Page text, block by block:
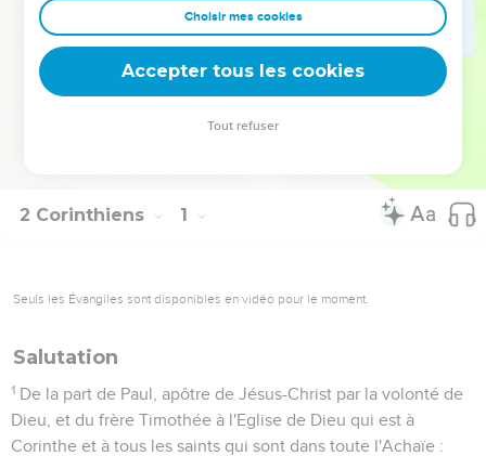
l’objectif est la visite promise. Dans cette situation difficile,
Dieu manifeste sa grâce à l’*apôtre : « c’est lorsque je suis
faible que je suis réellement fort ! » (12.10).
permission. All rights reserved worldwide.
2 Corinthiens 1
Seuls les Évangiles sont disponibles en vidéo pour le moment.
Salutation
1 De la part de Paul, apôtre de Jésus-Christ par la volonté de
Dieu, et du frère Timothée à l'Eglise de Dieu qui est à
Corinthe et à tous les saints qui sont dans toute l'Achaïe :
Choisir mes cookies
Accepter tous les cookies
Tout refuser